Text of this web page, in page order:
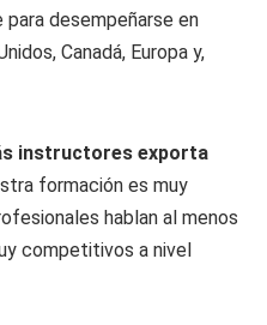
desempeñarse en
Canadá, Europa y,
instructores exporta
formación es muy
hablan al menos
competitivos a nivel